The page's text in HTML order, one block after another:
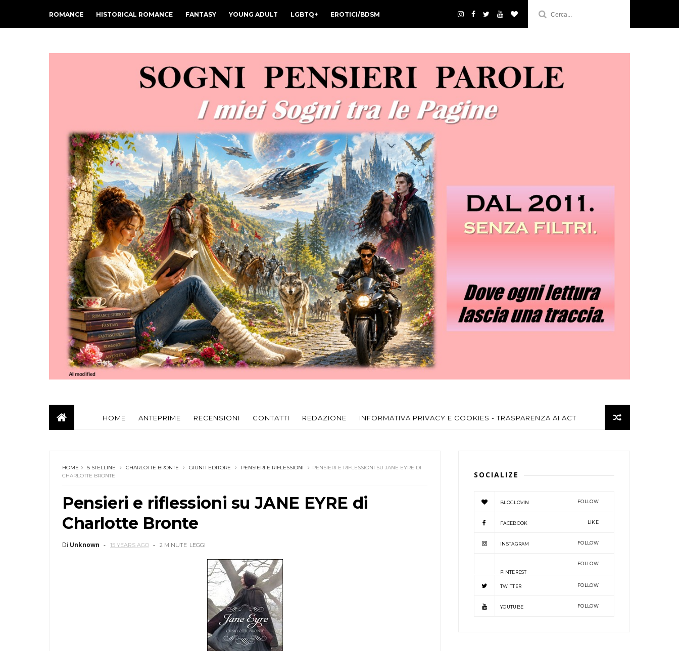
ROMANCE HISTORICAL ROMANCE FANTASY YOUNG ADULT LGBTQ+ EROTICI/BDSM
HOME ANTEPRIME RECENSIONI CONTATTI REDAZIONE INFORMATIVA PRIVACY E COOKIES - TRASPARENZA AI ACT
HOME 5 STELLINE CHARLOTTE BRONTE GIUNTI EDITORE PENSIERI E RIFLESSIONI
PENSIERI E RIFLESSIONI SU JANE EYRE DI
CHARLOTTE BRONTE
Pensieri e riflessioni su JANE EYRE di
Charlotte Bronte
Di Unknown 15 YEARS AGO 2 MINUTE LEGGI
SOCIALIZE
BLOGLOVIN FOLLOW
FACEBOOK LIKE
INSTAGRAM FOLLOW
PINTEREST
FOLLOW
TWITTER FOLLOW
YOUTUBE FOLLOW